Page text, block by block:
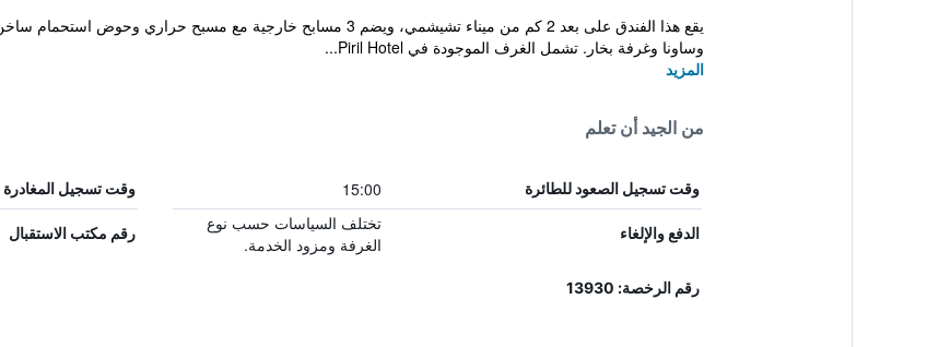
يقع هذا الفندق على بعد 2 كم من ميناء تشيشمي، ويضم 3 مسابح خارجية مع
وساونا وغرفة بخار. تشمل الغرف الموجودة في Piril Hotel...
المزيد
من الجيد أن تعلم
وقت تسجيل الصعود للطائرة 15:00 وقت تسجيل المغادرة
الدفع والإلغاء
تختلف السياسات حسب نوع
الغرفة ومزود الخدمة.
رقم مكتب الاستقبال
رقم الرخصة: 13930